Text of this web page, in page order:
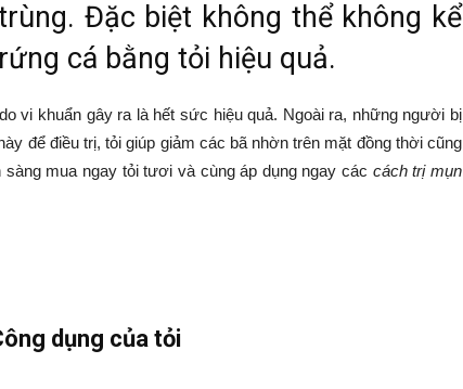
Đặc biệt không thể không kể
cá bằng tỏi hiệu quả.
vi khuẩn gây ra là hết sức hiệu quả. Ngoài ra, những người bị
để điều trị, tỏi giúp giảm các bã nhờn trên mặt đồng thời cũng
mua ngay tỏi tươi và cùng áp dụng ngay các cách trị mụn
dụng của tỏi